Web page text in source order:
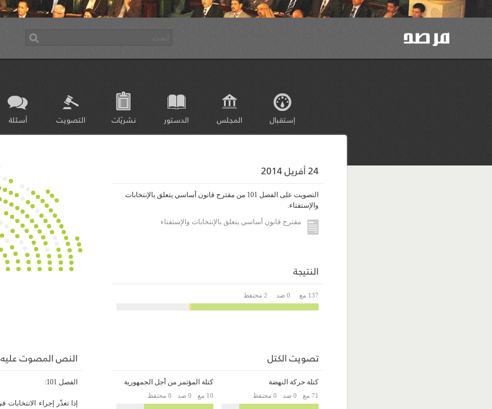
إستقبال المجلس الدستور نشريّات التصويت أسئلة
24 أفريل 2014
التصويت على الفصل 101 من مقترح قانون أساسي يتعلق بالإنتخابات
والإستفتاء.
مقترح قانون أساسي يتعلق بالإنتخابات والإستفتاء
النتيجة
137 مع 0 ضد 2 محتفظ
تصويت الكتل
كتلة حركة النهضة
71 مع 0 ضد 0 محتفظ
كتلة المؤتمر من أجل الجمهورية
10 مع 0 ضد 0 محتفظ
النص المصوت عليه
الفصل 101: